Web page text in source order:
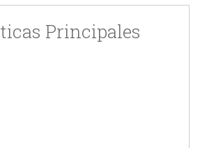
Principales